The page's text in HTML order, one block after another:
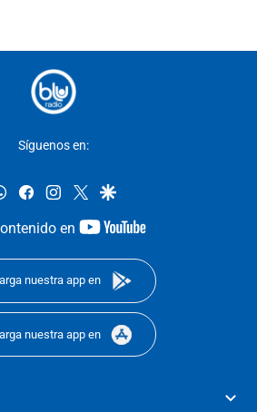
Síguenos en:
whatsappfacebookinstagram
twittergoogle
en
youtube-
nuestra app en
nuestra app en